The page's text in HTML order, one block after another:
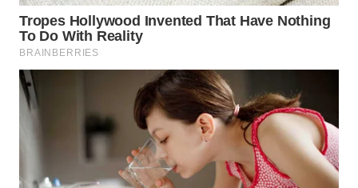
WAHANANEWS
ID
WAHANANEWS